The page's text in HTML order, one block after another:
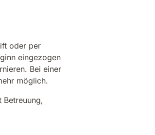
oder per
eingezogen
Bei einer
möglich.
Betreuung,